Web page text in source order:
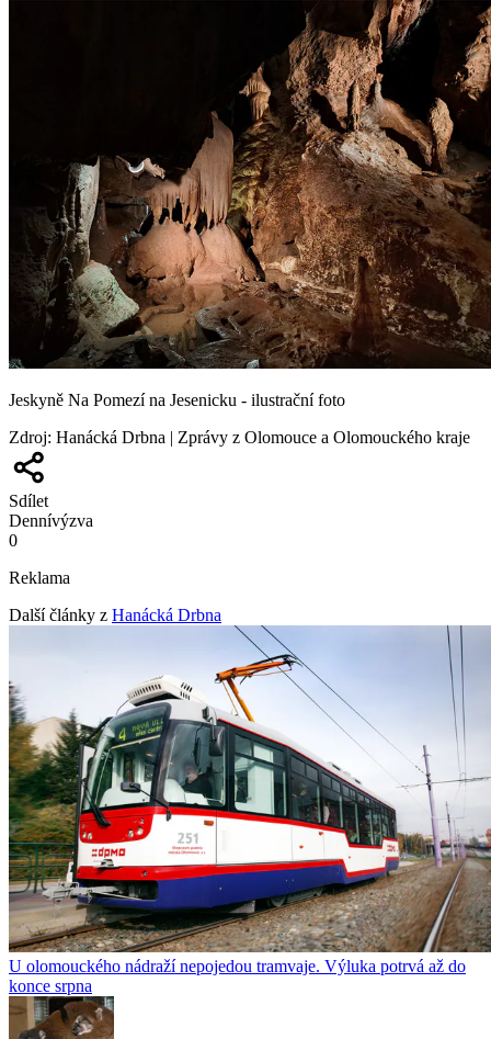
Jeskyně Na Pomezí na Jesenicku - ilustrační foto
Zdroj: Hanácká Drbna | Zprávy z Olomouce a Olomouckého kraje
Sdílet
Dennívýzva
0
Reklama
Další články z Hanácká Drbna
U olomouckého nádraží nepojedou tramvaje. Výluka potrvá až do
konce srpna